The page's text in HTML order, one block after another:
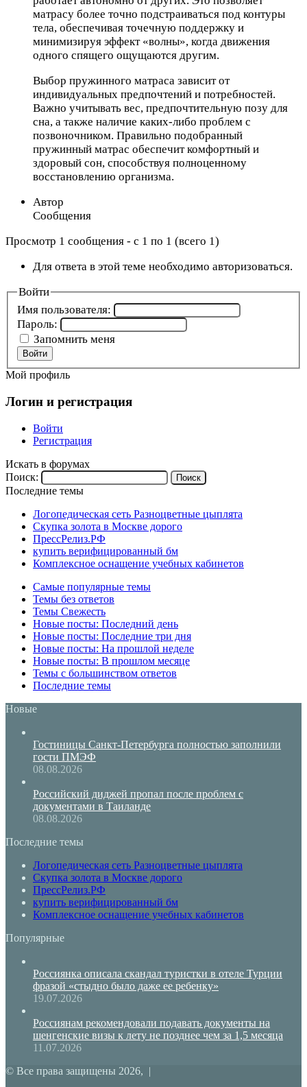
матрасу более точно подстраиваться под контуры
тела, обеспечивая точечную поддержку и
минимизируя эффект «волны», когда движения
одного спящего ощущаются другим.
Выбор пружинного матраса зависит от
индивидуальных предпочтений и потребностей.
Важно учитывать вес, предпочтительную позу для
сна, а также наличие каких-либо проблем с
позвоночником. Правильно подобранный
пружинный матрас обеспечит комфортный и
здоровый сон, способствуя полноценному
восстановлению организма.
Автор
Сообщения
Просмотр 1 сообщения - с 1 по 1 (всего 1)
Для ответа в этой теме необходимо авторизоваться.
Войти
Имя пользователя:
Пароль:
Запомнить меня
Войти
Мой профиль
Логин и регистрация
Войти
Регистрация
Искать в форумах
Поиск:
Последние темы
Логопедическая сеть Разноцветные цыплята
Скупка золота в Москве дорого
ПрессРелиз.РФ
купить верифицированный бм
Комплексное оснащение учебных кабинетов
Самые популярные темы
Темы без ответов
Темы Свежесть
Новые посты: Последний день
Новые посты: Последние три дня
Новые посты: На прошлой неделе
Новые посты: В прошлом месяце
Темы с большинством ответов
Последние темы
Новые
Гостиницы Санкт-Петербурга полностью заполнили
гости ПМЭФ
08.08.2026
Российский диджей пропал после проблем с
документами в Таиланде
08.08.2026
Последние темы
Логопедическая сеть Разноцветные цыплята
Скупка золота в Москве дорого
ПрессРелиз.РФ
купить верифицированный бм
Комплексное оснащение учебных кабинетов
Популярные
Россиянка описала скандал туристки в отеле Турции
фразой «стыдно было даже ее ребенку»
19.07.2026
Россиянам рекомендовали подавать документы на
шенгенские визы к лету не позднее чем за 1,5 месяца
11.07.2026
© Все права защищены 2026, |